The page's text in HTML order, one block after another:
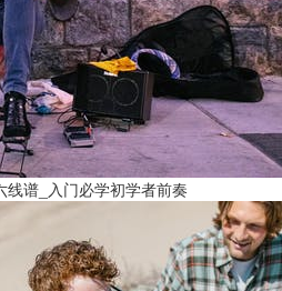
谱_入门必学初学者前奏